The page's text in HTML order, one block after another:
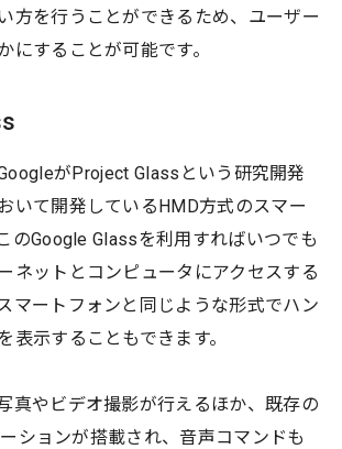
方を行うことができるため、ユーザー
にすることが可能です。
がProject Glassという研究開発
いて開発しているHMD方式のスマー
のGoogle Glassを利用すればいつでも
ネットとコンピュータにアクセスする
マートフォンと同じような形式でハン
表示することもできます。
真やビデオ撮影が行えるほか、既存の
ションが搭載され、音声コマンドも